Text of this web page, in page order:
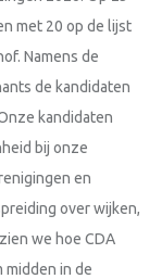
met 20 op de lijst
Namens de
de kandidaten
kandidaten
bij onze
en
over wijken,
we hoe CDA
midden in de